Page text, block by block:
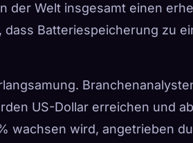
der Welt insgesamt einen
Batteriespeicherung zu
US-Dollar erreichen und
wachsen wird, angetrieben